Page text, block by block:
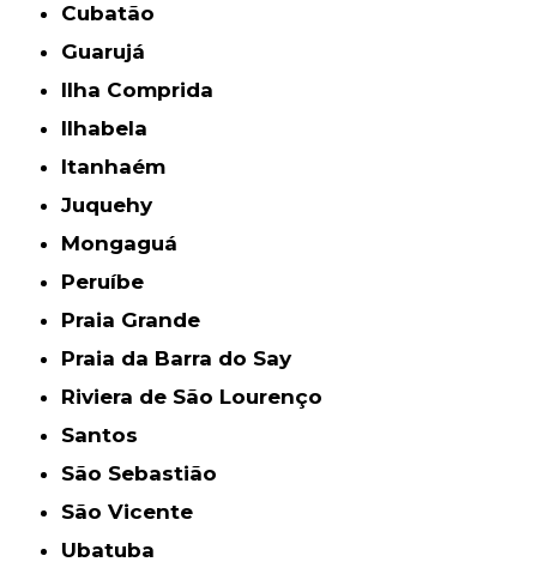
Cubatão
Guarujá
Ilha Comprida
Ilhabela
Itanhaém
Juquehy
Mongaguá
Peruíbe
Praia Grande
Praia da Barra do Say
Riviera de São Lourenço
Santos
São Sebastião
São Vicente
Ubatuba